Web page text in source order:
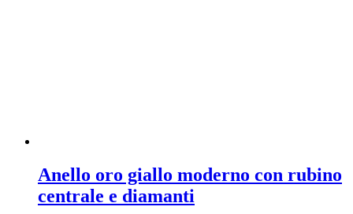
Anello oro giallo moderno con rubino
centrale e diamanti